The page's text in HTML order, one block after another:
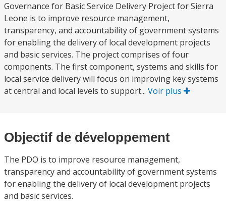
Governance for Basic Service Delivery Project for Sierra
Leone is to improve resource management,
transparency, and accountability of government systems
for enabling the delivery of local development projects
and basic services. The project comprises of four
components. The first component, systems and skills for
local service delivery will focus on improving key systems
at central and local levels to support... Voir plus
Objectif de développement
The PDO is to improve resource management,
transparency and accountability of government systems
for enabling the delivery of local development projects
and basic services.